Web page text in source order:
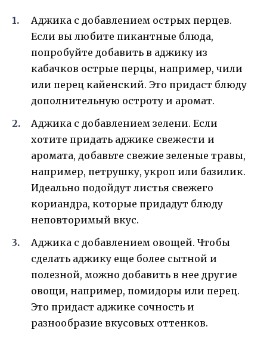
Аджика с добавлением острых перцев.
Если вы любите пикантные блюда,
попробуйте добавить в аджику из
кабачков острые перцы, например, чили
или перец кайенский. Это придаст блюду
дополнительную остроту и аромат.
Аджика с добавлением зелени. Если
хотите придать аджике свежести и
аромата, добавьте свежие зеленые травы,
например, петрушку, укроп или базилик.
Идеально подойдут листья свежего
кориандра, которые придадут блюду
неповторимый вкус.
Аджика с добавлением овощей. Чтобы
сделать аджику еще более сытной и
полезной, можно добавить в нее другие
овощи, например, помидоры или перец.
Это придаст аджике сочность и
разнообразие вкусовых оттенков.